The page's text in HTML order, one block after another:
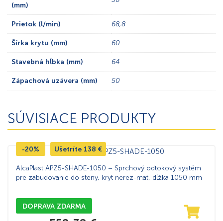
(mm)
Prietok (l/min) 68,8
Šírka krytu (mm) 60
Stavebná hĺbka (mm) 64
Zápachová uzávera (mm) 50
SÚVISIACE PRODUKTY
-20% Ušetríte 138 €
AlcaPlast APZ5-SHADE-1050 – Sprchový odtokový systém
pre zabudovanie do steny, kryt nerez-mat, dĺžka 1050 mm
DOPRAVA ZDARMA